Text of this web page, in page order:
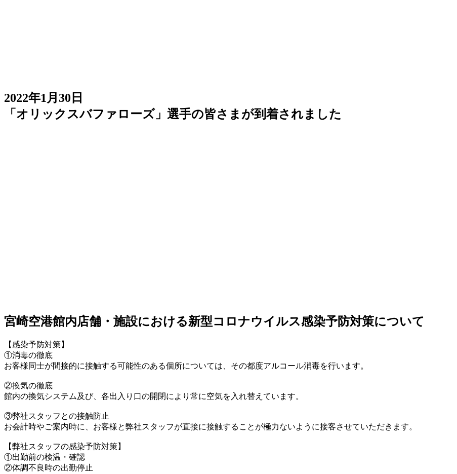
2022年1月30日
「オリックスバファローズ」選手の皆さまが到着されました
宮崎空港館内店舗・施設における新型コロナウイルス感染予防対策について
【感染予防対策】
①消毒の徹底
お客様同士が間接的に接触する可能性のある個所については、その都度アルコール消毒を行います。
②換気の徹底
館内の換気システム及び、各出入り口の開閉により常に空気を入れ替えています。
③弊社スタッフとの接触防止
お会計時やご案内時に、お客様と弊社スタッフが直接に接触することが極力ないように接客させていただきます。
【弊社スタッフの感染予防対策】
①出勤前の検温・確認
②体調不良時の出勤停止